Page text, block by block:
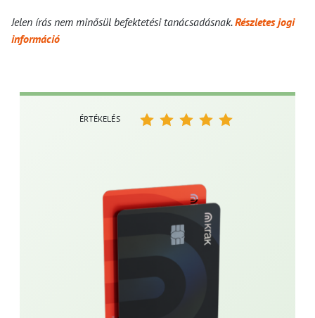
Jelen írás nem minősül befektetési tanácsadásnak.Részletes jogi
információ
ÉRTÉKELÉS